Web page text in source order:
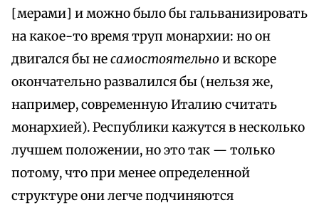
[мерами] и можно было бы гальванизировать
на какое-то время труп монархии: но он
двигался бы несамостоятельнои вскоре
окончательно развалился бы (нельзя же,
например, современную Италию считать
монархией). Республики кажутся в несколько
лучшем положении, но это так — только
потому, что при менее определенной
структуре они легче подчиняются